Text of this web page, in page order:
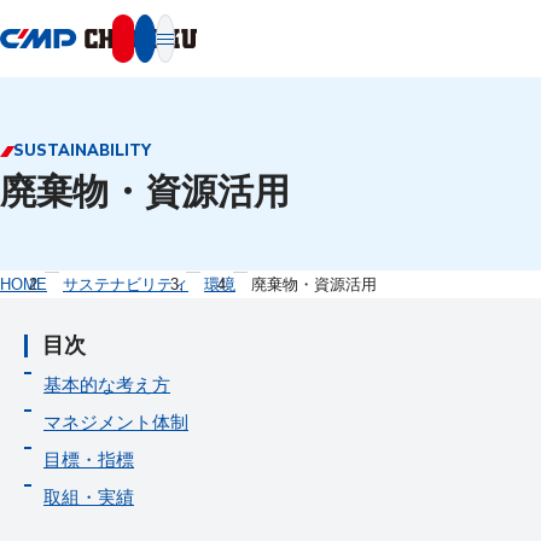
SUSTAINABILITY
廃棄物・資源活用
HOME サステナビリティ 環境 廃棄物・資源活用
目次
基本的な考え方
マネジメント体制
目標・指標
取組・実績